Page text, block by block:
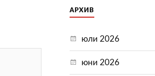
АРХИВ
юли 2026
юни 2026